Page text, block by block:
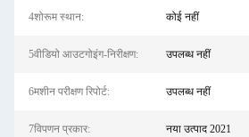
4शोरूम स्थान: कोई नहीं
5वीडियो आउटगोइंग-निरीक्षण: उपलब्ध नहीं
6मशीन परीक्षण रिपोर्ट: उपलब्ध नहीं
7विपणन प्रकार: नया उत्पाद 2021